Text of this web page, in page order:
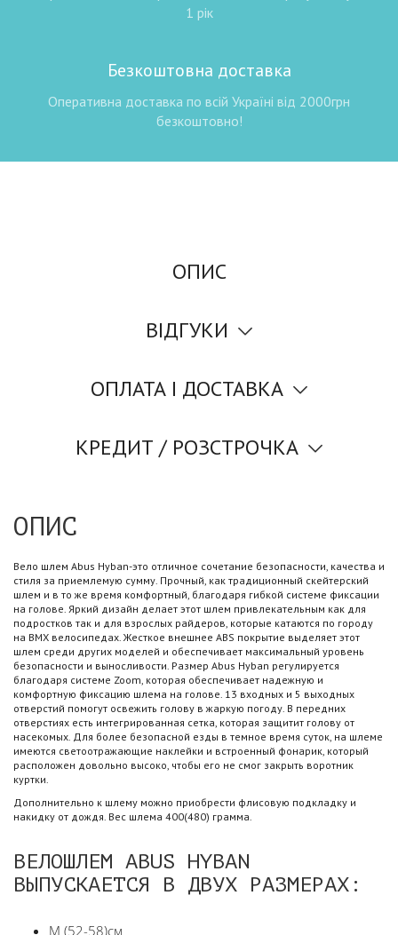
1 рік
Безкоштовна доставка
Оперативна доставка по всій Україні від 2000грн
безкоштовно!
ОПИС
ВІДГУКИ
ОПЛАТА І ДОСТАВКА
КРЕДИТ / РОЗСТРОЧКА
ОПИС
Вело шлем Abus Hyban-это отличное сочетание безопасности, качества и
стиля за приемлемую сумму. Прочный, как традиционный скейтерский
шлем и в то же время комфортный, благодаря гибкой системе фиксации
на голове. Яркий дизайн делает этот шлем привлекательным как для
подростков так и для взрослых райдеров, которые катаются по городу
на ВМХ велосипедах. Жесткое внешнее ABS покрытие выделяет этот
шлем среди других моделей и обеспечивает максимальный уровень
безопасности и выносливости. Размер Abus Hyban регулируется
благодаря системе Zoom, которая обеспечивает надежную и
комфортную фиксацию шлема на голове. 13 входных и 5 выходных
отверстий помогут освежить голову в жаркую погоду. В передних
отверстиях есть интегрированная сетка, которая защитит голову от
насекомых. Для более безопасной езды в темное время суток, на шлеме
имеются светоотражающие наклейки и встроенный фонарик, который
расположен довольно высоко, чтобы его не смог закрыть воротник
куртки.
Дополнительно к шлему можно приобрести флисовую подкладку и
накидку от дождя. Вес шлема 400(480) грамма.
ВЕЛОШЛЕМ ABUS HYBAN
ВЫПУСКАЕТСЯ В ДВУХ РАЗМЕРАХ:
М (52-58)cм